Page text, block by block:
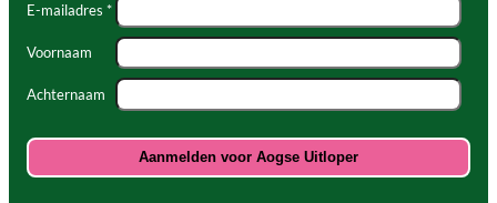
E-mailadres *
Voornaam
Achternaam